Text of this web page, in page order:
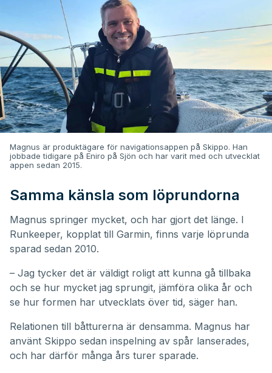
Magnus är produktägare för navigationsappen på Skippo. Han
jobbade tidigare på Eniro på Sjön och har varit med och utvecklat
appen sedan 2015.
Samma känsla som löprundorna
Magnus springer mycket, och har gjort det länge. I
Runkeeper, kopplat till Garmin, finns varje löprunda
sparad sedan 2010.
– Jag tycker det är väldigt roligt att kunna gå tillbaka
och se hur mycket jag sprungit, jämföra olika år och
se hur formen har utvecklats över tid, säger han.
Relationen till båtturerna är densamma. Magnus har
använt Skippo sedan inspelning av spår lanserades,
och har därför många års turer sparade.